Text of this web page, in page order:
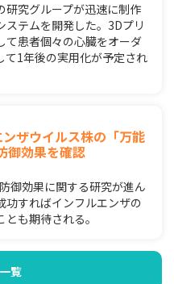
研究グループが迅速に制作
テムを開発した。3Dプリ
て患者個々の心臓をオーダ
て1年後の実用化が予定され
ザウイルス株の「万能
御効果を確認
御効果に関する研究が進ん
功すればインフルエンザの
も期待される。
覧